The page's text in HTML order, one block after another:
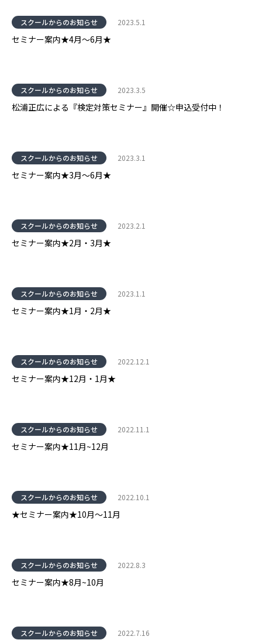
スクールからのお知らせ 2023.5.1
セミナー案内★4月～6月★
スクールからのお知らせ 2023.3.5
松浦正広による『検定対策セミナー』開催☆申込受付中！
スクールからのお知らせ 2023.3.1
セミナー案内★3月～6月★
スクールからのお知らせ 2023.2.1
セミナー案内★2月・3月★
スクールからのお知らせ 2023.1.1
セミナー案内★1月・2月★
スクールからのお知らせ 2022.12.1
セミナー案内★12月・1月★
スクールからのお知らせ 2022.11.1
セミナー案内★11月~12月
スクールからのお知らせ 2022.10.1
★セミナー案内★10月～11月
スクールからのお知らせ 2022.8.3
セミナー案内★8月~10月
スクールからのお知らせ 2022.7.16